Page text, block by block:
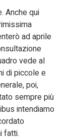
Anche qui
ad aprile
vede al
di piccole e
poi,
sempre più
intendiamo
fatti.